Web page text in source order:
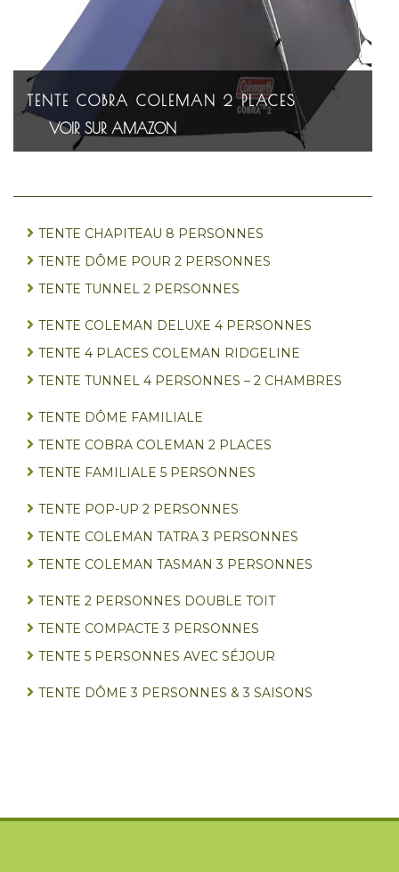
TENTE COBRA COLEMAN 2 PLACES
VOIR SUR AMAZON
TENTE CHAPITEAU 8 PERSONNES
TENTE DÔME POUR 2 PERSONNES
TENTE TUNNEL 2 PERSONNES
TENTE COLEMAN DELUXE 4 PERSONNES
TENTE 4 PLACES COLEMAN RIDGELINE
TENTE TUNNEL 4 PERSONNES – 2 CHAMBRES
TENTE DÔME FAMILIALE
TENTE COBRA COLEMAN 2 PLACES
TENTE FAMILIALE 5 PERSONNES
TENTE POP-UP 2 PERSONNES
TENTE COLEMAN TATRA 3 PERSONNES
TENTE COLEMAN TASMAN 3 PERSONNES
TENTE 2 PERSONNES DOUBLE TOIT
TENTE COMPACTE 3 PERSONNES
TENTE 5 PERSONNES AVEC SÉJOUR
TENTE DÔME 3 PERSONNES & 3 SAISONS